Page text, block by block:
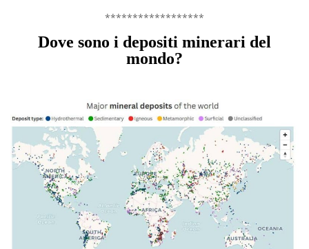
******************
Dove sono i depositi minerari del
mondo?